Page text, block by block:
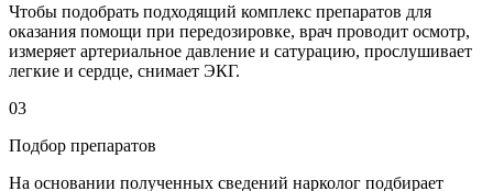
Чтобы подобрать подходящий комплекс препаратов для
оказания помощи при передозировке, врач проводит осмотр,
измеряет артериальное давление и сатурацию, прослушивает
легкие и сердце, снимает ЭКГ.
03
Подбор препаратов
На основании полученных сведений нарколог подбирает